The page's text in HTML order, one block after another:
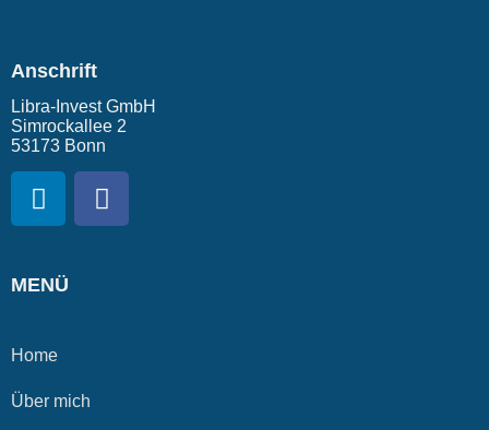
Anschrift
Libra-Invest GmbH
Simrockallee 2
53173 Bonn
MENÜ
Home
Über mich